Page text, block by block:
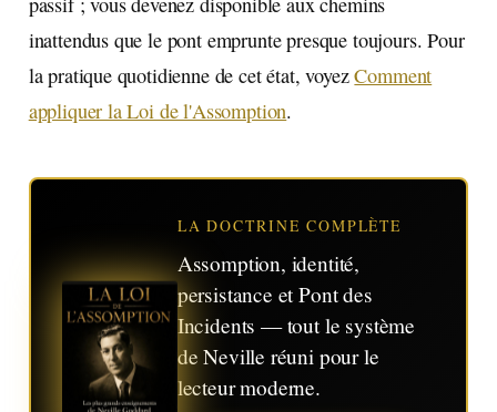
inattendus que le pont emprunte presque toujours. Pour
la pratique quotidienne de cet état, voyezComment
appliquer la Loi de l'Assomption.
LA DOCTRINE COMPLÈTE
Assomption, identité,
persistance et Pont des
Incidents — tout le système
de Neville réuni pour le
lecteur moderne.